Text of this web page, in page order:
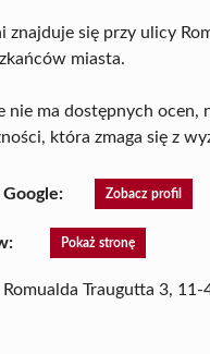
znajduje się przy ulicy
miasta.
nie ma dostępnych ocen,
która zmaga się z
Zobacz profil
Pokaż stronę
Romualda Traugutta 3, 11-